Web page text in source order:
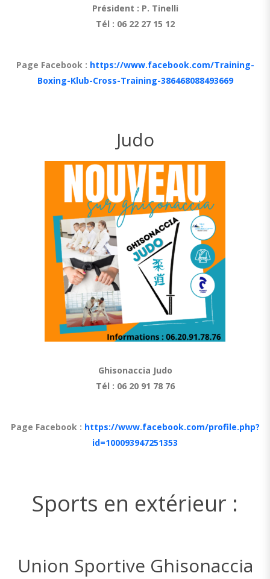
Président : P. Tinelli
Tél : 06 22 27 15 12
Page Facebook : https://www.facebook.com/Training-
Boxing-Klub-Cross-Training-386468088493669
Judo
Ghisonaccia Judo
Tél : 06 20 91 78 76
Page Facebook : https://www.facebook.com/profile.php?
id=100093947251353
Sports en extérieur :
Union Sportive Ghisonaccia